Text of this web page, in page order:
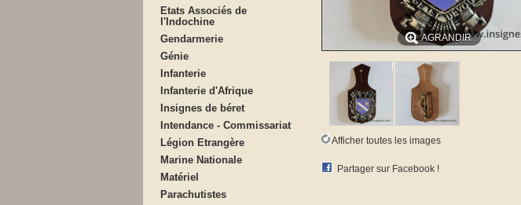
Etats Associés de
l'Indochine
Gendarmerie
Génie
Infanterie
Infanterie d'Afrique
Insignes de béret
Intendance - Commissariat
Légion Etrangère
Marine Nationale
Matériel
Parachutistes
AGRANDIR
Afficher toutes les images
Partager sur Facebook !